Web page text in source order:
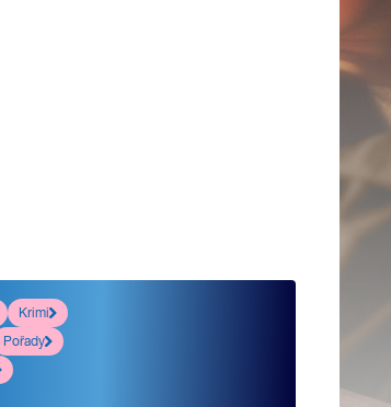
Krimi
Pořady